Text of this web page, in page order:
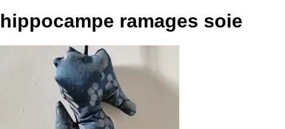
hippocampe ramages soie